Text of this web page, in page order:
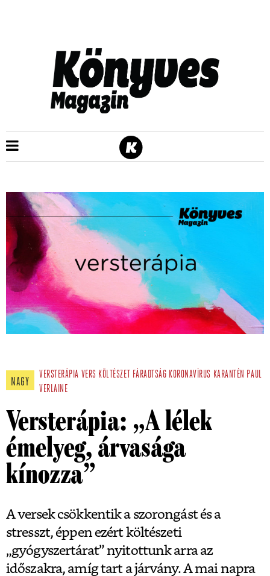
NAGY
VERSTERÁPIA VERS KÖLTÉSZET FÁRADTSÁG KORONAVÍRUS KARANTÉN PAUL
VERLAINE
Versterápia: „A lélek
émelyeg, árvasága
kínozza”
A versek csökkentik a szorongást és a
stresszt, éppen ezért költészeti
„gyógyszertárat” nyitottunk arra az
időszakra, amíg tart a járvány. A mai napra